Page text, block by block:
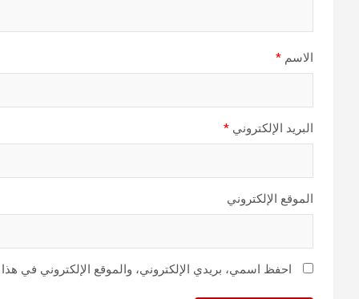
الاسم *
البريد الإلكتروني *
الموقع الإلكتروني
احفظ اسمي، بريدي الإلكتروني، والموقع الإلكتروني في